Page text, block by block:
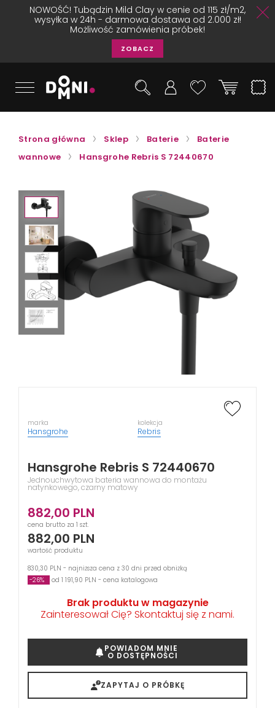
NOWOŚĆ! Tubądzin Mild Clay w cenie od 115 zł/m2,
wysyłka w 24h - darmowa dostawa od 2.000 zł!
Możliwość zamówienia próbek!
ZOBACZ
Strona główna Sklep Baterie
Baterie
wannowe
Hansgrohe Rebris S 72440670
marka
Hansgrohe
kolekcja
Rebris
Hansgrohe Rebris S 72440670
Jednouchwytowa bateria wannowa do montażu
natynkowego, czarny matowy
882,00 PLN
cena brutto za 1 szt.
882,00 PLN
wartość produktu
830,30 PLN - najniższa cena z 30 dni przed obniżką
-26%
od 1 191,90 PLN - cena katalogowa
Brak produktu w magazynie
Zainteresował Cię? Skontaktuj się z nami.
POWIADOM MNIE
O DOSTĘPNOŚCI
ZAPYTAJ O PRÓBKĘ